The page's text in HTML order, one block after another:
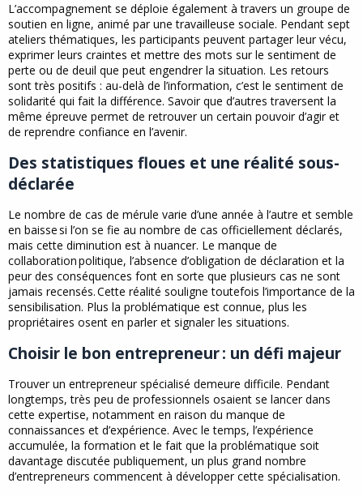
L’accompagnement se déploie également à travers un groupe de
soutien en ligne, animé par une travailleuse sociale. Pendant sept
ateliers thématiques, les participants peuvent partager leur vécu,
exprimer leurs craintes et mettre des mots sur le sentiment de
perte ou de deuil que peut engendrer la situation. Les retours
sont très positifs : au-delà de l’information, c’est le sentiment de
solidarité qui fait la différence. Savoir que d’autres traversent la
même épreuve permet de retrouver un certain pouvoir d’agir et
de reprendre confiance en l’avenir.
Des statistiques floues et une réalité sous-
déclarée
Le nombre de cas de mérule varie d’une année à l’autre et semble
en baisse si l’on se fie au nombre de cas officiellement déclarés,
mais cette diminution est à nuancer. Le manque de
collaboration politique, l’absence d’obligation de déclaration et la
peur des conséquences font en sorte que plusieurs cas ne sont
jamais recensés. Cette réalité souligne toutefois l’importance de la
sensibilisation. Plus la problématique est connue, plus les
propriétaires osent en parler et signaler les situations.
Choisir le bon entrepreneur : un défi majeur
Trouver un entrepreneur spécialisé demeure difficile. Pendant
longtemps, très peu de professionnels osaient se lancer dans
cette expertise, notamment en raison du manque de
connaissances et d’expérience. Avec le temps, l’expérience
accumulée, la formation et le fait que la problématique soit
davantage discutée publiquement, un plus grand nombre
d’entrepreneurs commencent à développer cette spécialisation.